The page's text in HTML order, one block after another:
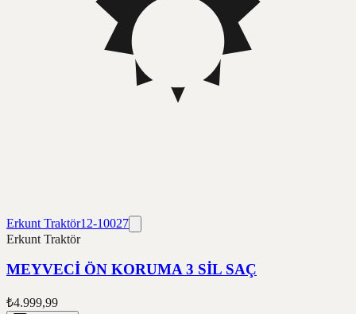
Erkunt Traktör12-10027
Erkunt Traktör
MEYVECİ ÖN KORUMA 3 SİL SAÇ
₺4.999,99